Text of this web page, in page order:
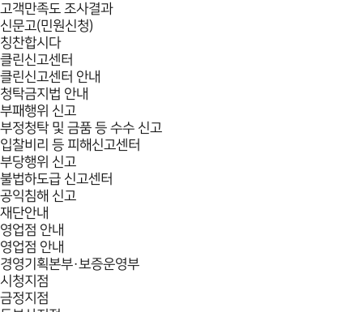
고객만족도 조사결과
신문고(민원신청)
칭찬합시다
클린신고센터
클린신고센터 안내
청탁금지법 안내
부패행위 신고
부정청탁 및 금품 등 수수 신고
입찰비리 등 피해신고센터
부당행위 신고
불법하도급 신고센터
공익침해 신고
재단안내
영업점 안내
영업점 안내
경영기획본부·보증운영부
시청지점
금정지점